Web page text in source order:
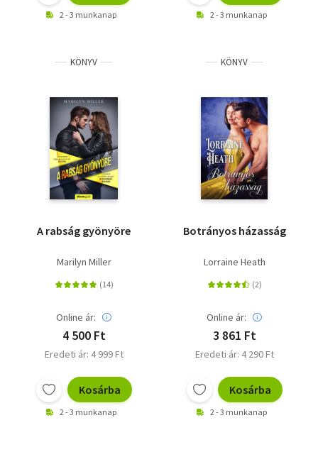
2 - 3 munkanap 2 - 3 munkanap
KÖNYV
A rabság gyönyöre
Marilyn Miller
Online ár:
4 500 Ft
Eredeti ár: 4 999 Ft
Kosárba
2 - 3 munkanap
KÖNYV
Botrányos házasság
Lorraine Heath
Online ár:
3 861 Ft
Eredeti ár: 4 290 Ft
Kosárba
2 - 3 munkanap